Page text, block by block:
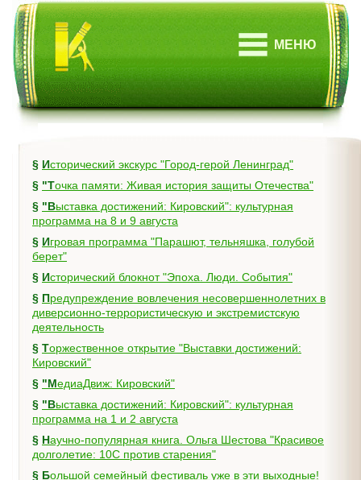
МЕНЮ
§
Исторический экскурс "Город-герой Ленинград"
§
"Точка памяти: Живая история защиты Отечества"
§ "Выставка достижений: Кировский": культурная
программа на 8 и 9 августа
§ Игровая программа "Парашют, тельняшка, голубой
берет"
§
Исторический блокнот "Эпоха. Люди. События"
§ Предупреждение вовлечения несовершеннолетних в
диверсионно-террористическую и экстремистскую
деятельность
§ Торжественное открытие "Выставки достижений:
Кировский"
§
"МедиаДвиж: Кировский"
§ "Выставка достижений: Кировский": культурная
программа на 1 и 2 августа
§ Научно-популярная книга. Ольга Шестова "Красивое
долголетие: 10C против старения"
§
Большой семейный фестиваль уже в эти выходные!